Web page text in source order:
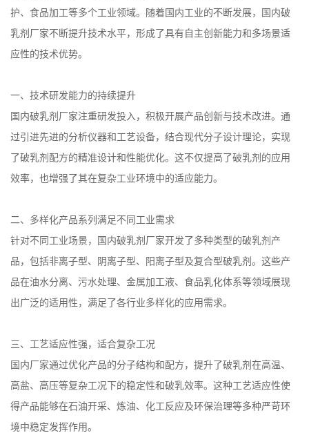
护、食品加工等多个工业领域。随着国内工业的不断发展，国内破
乳剂厂家不断提升技术水平，形成了具有自主创新能力和多场景适
应性的技术优势。
一、技术研发能力的持续提升
国内破乳剂厂家注重研发投入，积极开展产品创新与技术改进。通
过引进先进的分析仪器和工艺设备，结合现代分子设计理论，实现
了破乳剂配方的精准设计和性能优化。这不仅提高了破乳剂的应用
效率，也增强了其在复杂工业环境中的适应能力。
二、多样化产品系列满足不同工业需求
针对不同工业场景，国内破乳剂厂家开发了多种类型的破乳剂产
品，包括非离子型、阴离子型、阳离子型及复合型破乳剂。这些产
品在油水分离、污水处理、金属加工液、食品乳化体系等领域展现
出广泛的适用性，满足了各行业多样化的应用需求。
三、工艺适应性强，适合复杂工况
国内厂家通过优化产品的分子结构和配方，提升了破乳剂在高温、
高盐、高压等复杂工况下的稳定性和破乳效率。这种工艺适应性使
得产品能够在石油开采、炼油、化工反应及环保治理等多种严苛环
境中稳定发挥作用。